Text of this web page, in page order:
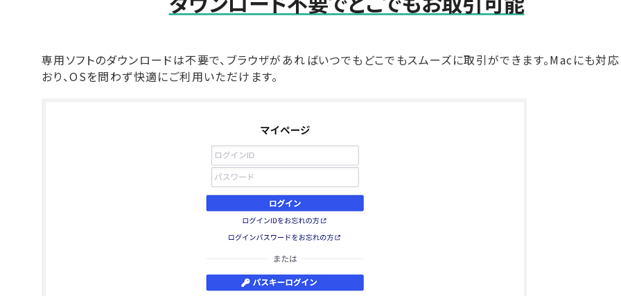
専用ソフトのダウンロードは不要で、ブラウザがあればいつでもどこでもスムーズに取引ができます。Macにも対
おり、OSを問わず快適にご利用いただけます。